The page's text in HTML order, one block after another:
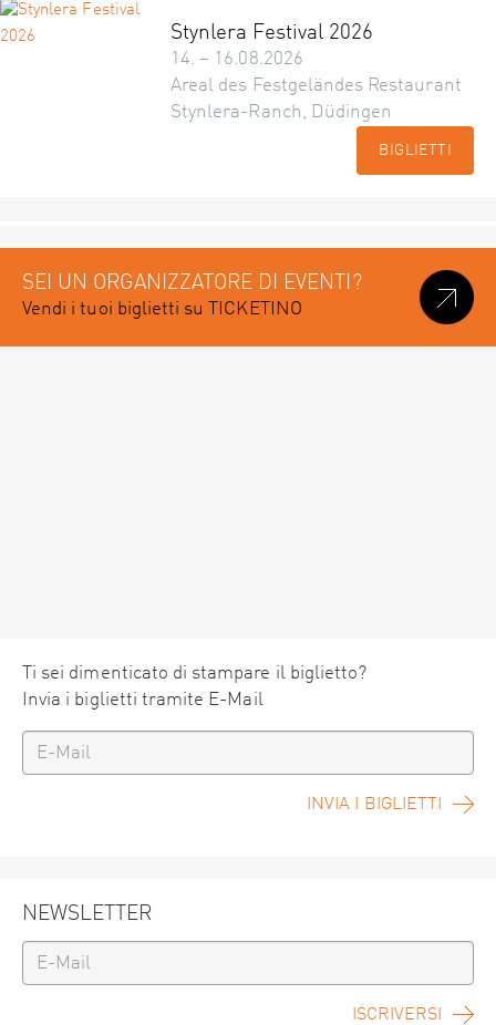
Stynlera Festival 2026
14. – 16.08.2026
Areal des Festgeländes Restaurant
Stynlera-Ranch, Düdingen
BIGLIETTI
SEI UN ORGANIZZATORE DI EVENTI?
Vendi i tuoi biglietti su TICKETINO
Ti sei dimenticato di stampare il biglietto?
Invia i biglietti tramite E-Mail
INVIA I BIGLIETTI
NEWSLETTER
ISCRIVERSI